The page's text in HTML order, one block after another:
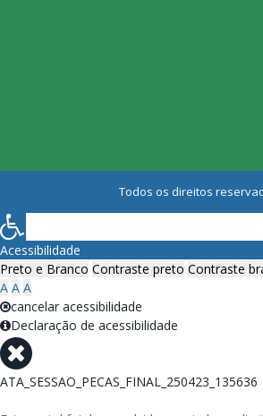
Todos os direitos
Acessibilidade
Preto e Branco Contraste preto Contraste
A A A
cancelar acessibilidade
Declaração de acessibilidade
ATA_SESSAO_PECAS_FINAL_250423_135636